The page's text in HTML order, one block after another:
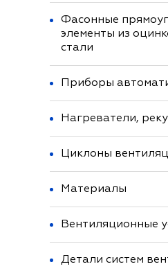
Фасонные
элементы из
стали
Приборы
Нагреватели,
Циклоны
Материалы
Вентиляционные
Детали систем